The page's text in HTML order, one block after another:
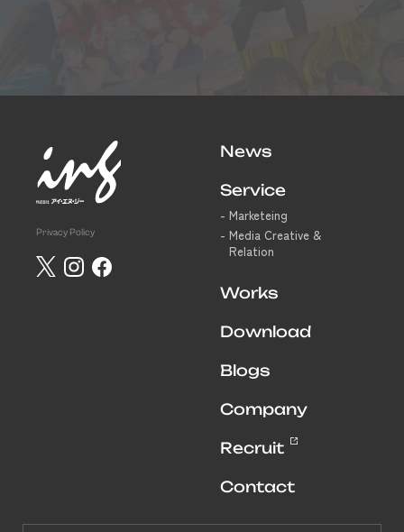
Privacy Policy
News
Service
Marketeing
Media Creative &
Relation
Works
Download
Blogs
Company
Recruit
Contact